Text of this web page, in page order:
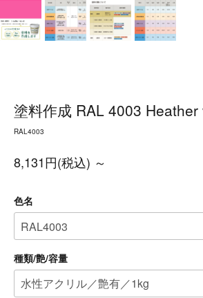
塗料作成 RAL 4003
RAL4003
8,131円(税込) ～
色名
種類/艶/容量